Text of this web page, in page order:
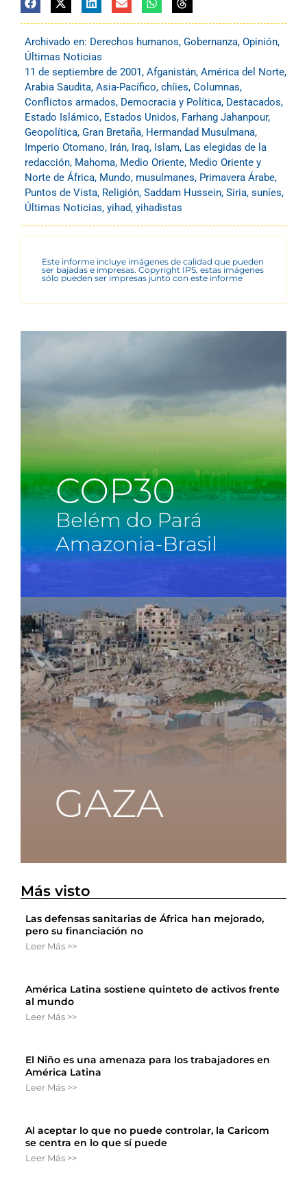
Archivado en: Derechos humanos, Gobernanza, Opinión,
Últimas Noticias
11 de septiembre de 2001, Afganistán, América del Norte,
Arabia Saudita, Asia-Pacífico, chíies, Columnas,
Conflictos armados, Democracia y Política, Destacados,
Estado Islámico, Estados Unidos, Farhang Jahanpour,
Geopolítica, Gran Bretaña, Hermandad Musulmana,
Imperio Otomano, Irán, Iraq, Islam, Las elegidas de la
redacción, Mahoma, Medio Oriente, Medio Oriente y
Norte de África, Mundo, musulmanes, Primavera Árabe,
Puntos de Vista, Religión, Saddam Hussein, Siria, suníes,
Últimas Noticias, yihad, yihadistas
Este informe incluye imágenes de calidad que pueden
ser bajadas e impresas. Copyright IPS, estas imágenes
sólo pueden ser impresas junto con este informe
Más visto
Las defensas sanitarias de África han mejorado,
pero su financiación no
Leer Más >>
América Latina sostiene quinteto de activos frente
al mundo
Leer Más >>
El Niño es una amenaza para los trabajadores en
América Latina
Leer Más >>
Al aceptar lo que no puede controlar, la Caricom
se centra en lo que sí puede
Leer Más >>